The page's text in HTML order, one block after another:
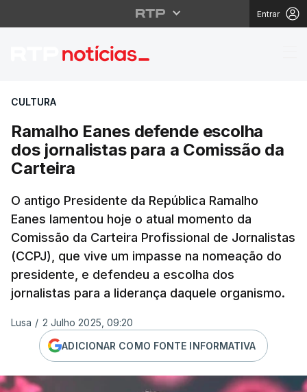
Entrar
Ramalho Eanes
CULTURA
Ramalho Eanes defende escolha
dos jornalistas para a Comissão da
Carteira
O antigo Presidente da República Ramalho
Eanes lamentou hoje o atual momento da
Comissão da Carteira Profissional de Jornalistas
(CCPJ), que vive um impasse na nomeação do
presidente, e defendeu a escolha dos
jornalistas para a liderança daquele organismo.
Lusa / 2 Julho 2025, 09:20
ADICIONAR COMO FONTE INFORMATIVA